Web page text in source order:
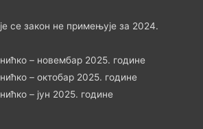
се закон не примењује за 2024.
– новембар 2025. године
– октобар 2025. године
– јун 2025. године